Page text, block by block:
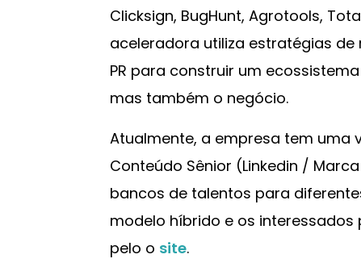
Clicksign, BugHunt, Agrotools,
aceleradora utiliza estratégias de
PR para construir um
mas também o negócio.
Atualmente, a empresa tem uma
Conteúdo Sênior (Linkedin /
bancos de talentos para
modelo híbrido e os
pelo o site.